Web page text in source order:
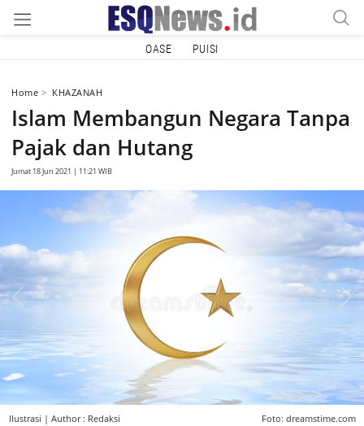
OASE PUISI
Home KHAZANAH
Islam Membangun Negara Tanpa
Pajak dan Hutang
Jumat 18 Jun 2021 | 11:21 WIB
Ilustrasi | Author : Redaksi Foto: dreamstime.com